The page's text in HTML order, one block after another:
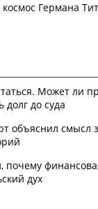
космос Германа
Может ли
долг до суда
объяснил смысл
почему
дух